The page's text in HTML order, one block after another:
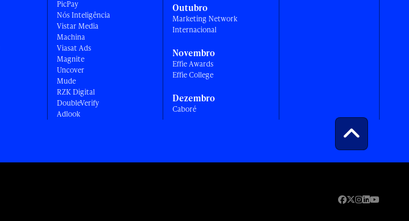
PicPay
Nós Inteligência
Vistar Media
Machina
Viasat Ads
Magnite
Uncover
Mude
RZK Digital
DoubleVerify
Adlook
Outubro
Marketing Network
Internacional
Novembro
Effie Awards
Effie College
Dezembro
Caboré